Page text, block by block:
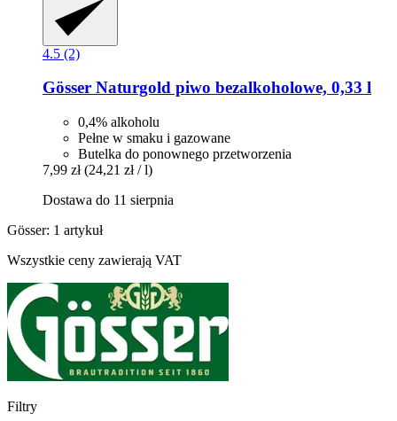
4.5 (2)
Gösser Naturgold piwo bezalkoholowe, 0,33 l
0,4% alkoholu
Pełne w smaku i gazowane
Butelka do ponownego przetworzenia
7,99 zł (24,21 zł / l)
Dostawa do 11 sierpnia
Gösser: 1 artykuł
Wszystkie ceny zawierają VAT
Filtry